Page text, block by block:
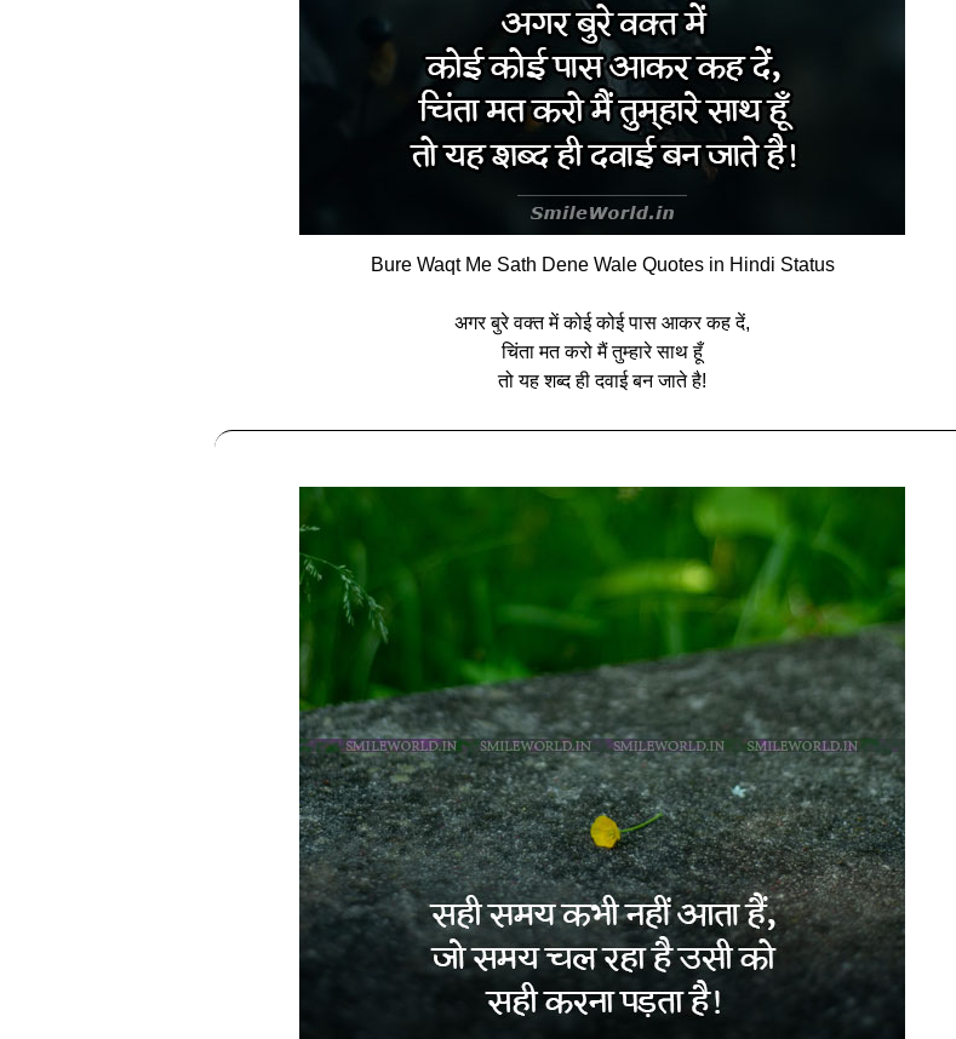
Bure Waqt Me Sath Dene Wale Quotes in Hindi Status
अगर बुरे वक्त में कोई कोई पास आकर कह दें,
चिंता मत करो मैं तुम्‍हारे साथ हूँ
तो यह शब्द ही दवाई बन जाते है!